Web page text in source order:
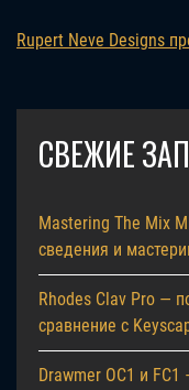
Rupert Neve Designs
СВЕЖИЕ
Mastering The Mix
сведения и
Rhodes Clav Pro —
сравнение с
Drawmer OC1 и